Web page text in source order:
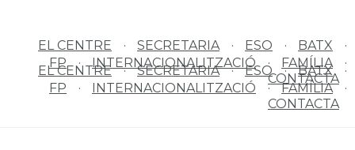
EL CENTRE SECRETARIA ESO
BATX
FP
INTERNACIONALITZACIÓ
FAMÍLIA
CONTACTA
EL CENTRE SECRETARIA ESO
BATX
FP
INTERNACIONALITZACIÓ
FAMÍLIA
CONTACTA